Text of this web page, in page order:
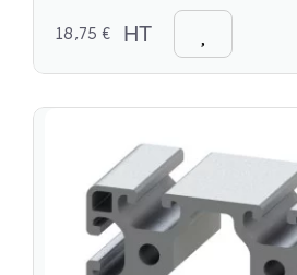
18,75 € HT